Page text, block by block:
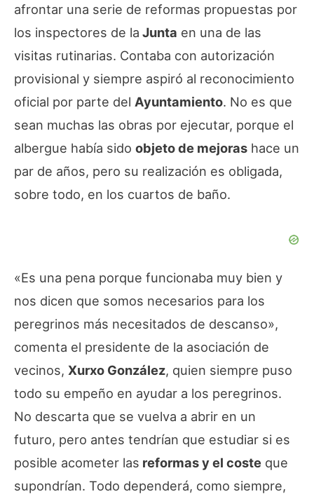
afrontar una serie de reformas propuestas por
los inspectores de la Junta en una de las
visitas rutinarias. Contaba con autorización
provisional y siempre aspiró al reconocimiento
oficial por parte del Ayuntamiento. No es que
sean muchas las obras por ejecutar, porque el
albergue había sido objeto de mejoras hace un
par de años, pero su realización es obligada,
sobre todo, en los cuartos de baño.
«Es una pena porque funcionaba muy bien y
nos dicen que somos necesarios para los
peregrinos más necesitados de descanso»,
comenta el presidente de la asociación de
vecinos, Xurxo González, quien siempre puso
todo su empeño en ayudar a los peregrinos.
No descarta que se vuelva a abrir en un
futuro, pero antes tendrían que estudiar si es
posible acometer las reformas y el coste que
supondrían. Todo dependerá, como siempre,